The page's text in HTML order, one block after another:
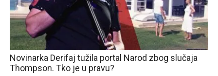
Novinarka Derifaj tužila portal Narod zbog slučaja
Thompson. Tko je u pravu?